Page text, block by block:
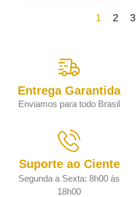
1 2 3
Entrega Garantida
Enviamos para todo Brasil
Suporte ao Ciente
Segunda a Sexta: 8h00 às
18h00